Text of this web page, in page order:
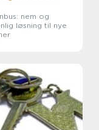
nem og
løsning til nye